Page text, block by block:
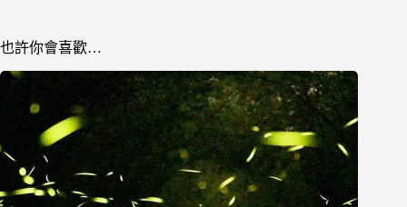
也許你會喜歡…